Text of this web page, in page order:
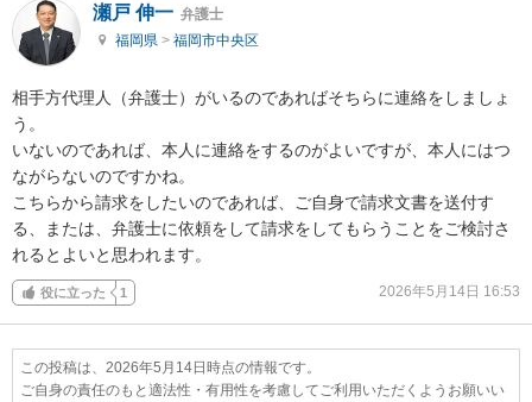
瀬戸 伸一 弁護士
福岡県 > 福岡市中央区
相手方代理人（弁護士）がいるのであればそちらに連絡をしましょ
う。
いないのであれば、本人に連絡をするのがよいですが、本人にはつ
ながらないのですかね。
こちらから請求をしたいのであれば、ご自身で請求文書を送付す
る、または、弁護士に依頼をして請求をしてもらうことをご検討さ
れるとよいと思われます。
役に立った 1 2026年5月14日 16:53
この投稿は、2026年5月14日時点の情報です。
ご自身の責任のもと適法性・有用性を考慮してご利用いただくようお願いい